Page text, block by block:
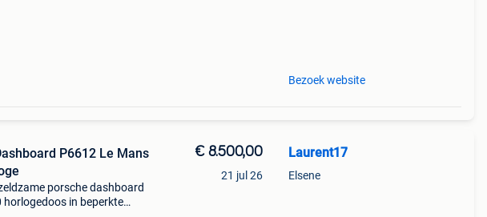
Bezoek website
P6612 Le Mans
porsche dashboard
horlogedoos in beperkte
€ 8.500,00
21 jul 26
Laurent17
Elsene